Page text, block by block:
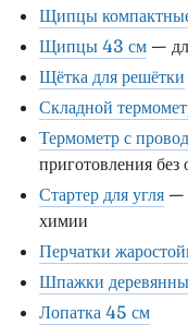
Щипцы
Щипцы 43 см —
Щётка для решётки
Складной
Термометр с
приготовления
Стартер для угля —
химии
Перчатки
Шпажки
Лопатка 45 см